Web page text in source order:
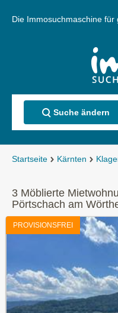
Die Immosuchmaschine für
Suche ändern
Startseite Kärnten
3 Möblierte
Pörtschach am
PROVISIONSFREI